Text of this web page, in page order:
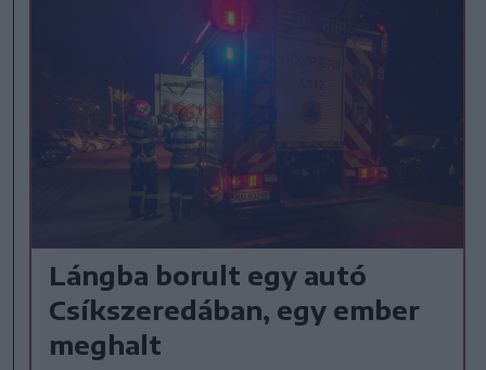
Lángba borult egy autó
Csíkszeredában, egy ember
meghalt